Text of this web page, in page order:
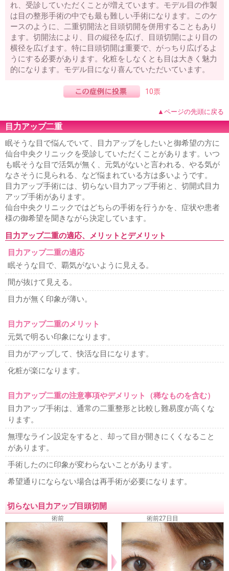
れ、受診していただくことが増えています。モデル目の作製
は目の整形手術の中でも最も難しい手術になります。このケ
ースのように、二重切開法と目頭切開を併用することもあり
ます。切開法により、目の縦径を広げ、目頭切開により目の
横径を広げます。特に目頭切開は重要で、がっちり広げるよ
うにする必要があります。化粧をしなくとも目は大きく魅力
的になります。モデル目になり喜んでいただいています。
10票
▲ページの先頭に戻る
目力アップ二重
眠そうな目で悩んでいて、目力アップをしたいと御希望の方に
仙台中央クリニックを受診していただくことがあります。いつ
も眠そうな目で活気が無く、元気がないと言われる、やる気が
なさそうに見られる、など悩まれている方は多いようです。
目力アップ手術には、切らない目力アップ手術と、切開式目力
アップ手術があります。
仙台中央クリニックではどちらの手術を行うかを、症状や患者
様の御希望を聞きながら決定しています。
目力アップ二重の適応、メリットとデメリット
目力アップ二重の適応
眠そうな目で、覇気がないように見える。
間が抜けて見える。
目力が無く印象が薄い。
目力アップ二重のメリット
元気で明るい印象になります。
目力がアップして、快活な目になります。
化粧が楽になります。
目力アップ二重の注意事項やデメリット（稀なものを含む）
目力アップ手術は、通常の二重整形と比較し難易度が高くな
ります。
無理なライン設定をすると、却って目が開きにくくなること
があります。
手術したのに印象が変わらないことがあります。
希望通りにならない場合は再手術が必要になります。
切らない目力アップ目頭切開
術前 術前27日目